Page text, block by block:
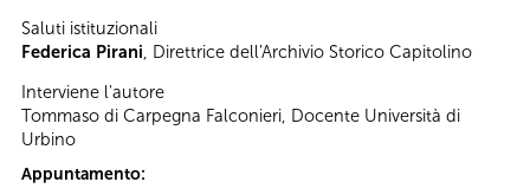
Saluti istituzionali
Federica Pirani , Direttrice dell'Archivio Storico Capitolino
Interviene l'autore
Tommaso di Carpegna Falconieri, Docente Università di
Urbino
Appuntamento: